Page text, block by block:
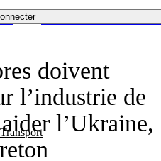
doivent
l’industrie de
l’Ukraine,